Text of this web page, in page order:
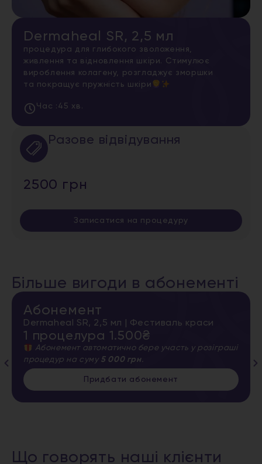
Dermaheal SR, 2,5 мл
процедура для глибокого зволоження,
живлення та відновлення шкіри. Стимулює
вироблення колагену, розгладжує зморшки
та покращує пружність шкіри
Час : 45 хв.
Разове відвідування
2500 грн
Записатися на процедуру
Більше вигоди в абонементі
Абонемент
Dermaheal SR, 2,5 мл | Фестиваль краси
1 процелура 1.500₴
Абонемент автоматично бере участь у розіграші
процедур на суму 5 000 грн.
Придбати абонемент
Що говорять наші клієнти